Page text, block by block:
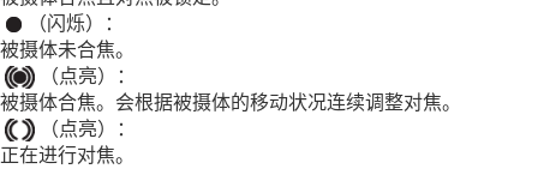
减少模糊
（闪烁）：
被摄体未合焦。
（点亮）：
被摄体合焦。会根据被摄体的移动状况连续调整对焦。
（点亮）：
正在进行对焦。